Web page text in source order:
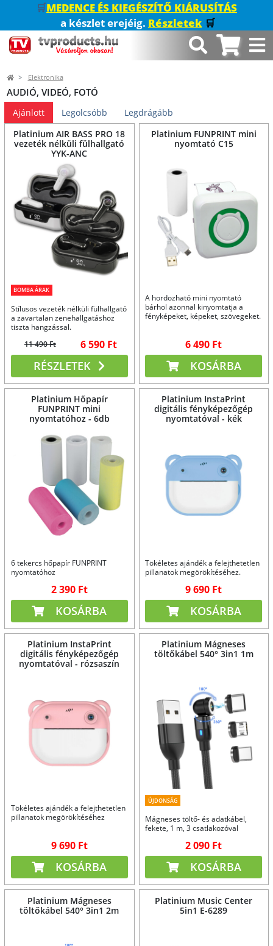
🛒MEDENCE ÉS KIEGÉSZÍTŐ KIÁRUSÍTÁS
a készlet erejéig. Részletek 🛒
Elektronika
AUDIÓ, VIDEÓ, FOTÓ
Ajánlott Legolcsóbb
Legdrágább
Platinium AIR BASS PRO 18
vezeték nélküli fülhallgató
YYK-ANC
BOMBA ÁRAK
Stílusos vezeték nélküli fülhallgató
a zavartalan zenehallgatáshoz
tiszta hangzással.
11 490 Ft
6 590 Ft
RÉSZLETEK
Platinium FUNPRINT mini
nyomtató C15
A hordozható mini nyomtató
bárhol azonnal kinyomtatja a
fényképeket, képeket, szövegeket.
6 490 Ft
KOSÁRBA
Platinium Hőpapír
FUNPRINT mini
nyomtatóhoz - 6db
6 tekercs hőpapír FUNPRINT
nyomtatóhoz
2 390 Ft
KOSÁRBA
Platinium InstaPrint
digitális fényképezőgép
nyomtatóval - kék
Tökéletes ajándék a felejthetetlen
pillanatok megörökítéséhez.
9 690 Ft
KOSÁRBA
Platinium InstaPrint
digitális fényképezőgép
nyomtatóval - rózsaszín
Tökéletes ajándék a felejthetetlen
pillanatok megörökítéséhez
9 690 Ft
KOSÁRBA
Platinium Mágneses
töltőkábel 540° 3in1 1m
ÚJDONSÁG
Mágneses töltő- és adatkábel,
fekete, 1 m, 3 csatlakozóval
2 090 Ft
KOSÁRBA
Platinium Mágneses
töltőkábel 540° 3in1 2m
Platinium Music Center
5in1 E-6289